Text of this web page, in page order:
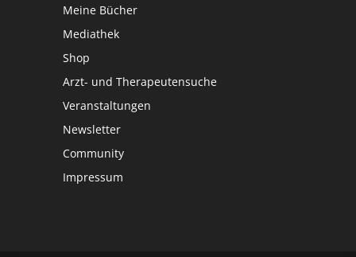
Meine Bücher
Mediathek
Shop
Arzt- und Therapeutensuche
Veranstaltungen
Newsletter
Community
Impressum